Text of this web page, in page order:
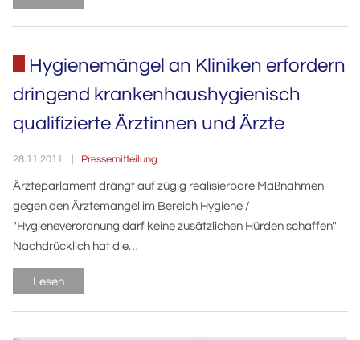
Hygienemängel an Kliniken erfordern
dringend krankenhaushygienisch
qualifizierte Ärztinnen und Ärzte
28.11.2011 Pressemitteilung
Ärzteparlament drängt auf zügig realisierbare Maßnahmen
gegen den Ärztemangel im Bereich Hygiene /
"Hygieneverordnung darf keine zusätzlichen Hürden schaffen"
Nachdrücklich hat die…
Lesen